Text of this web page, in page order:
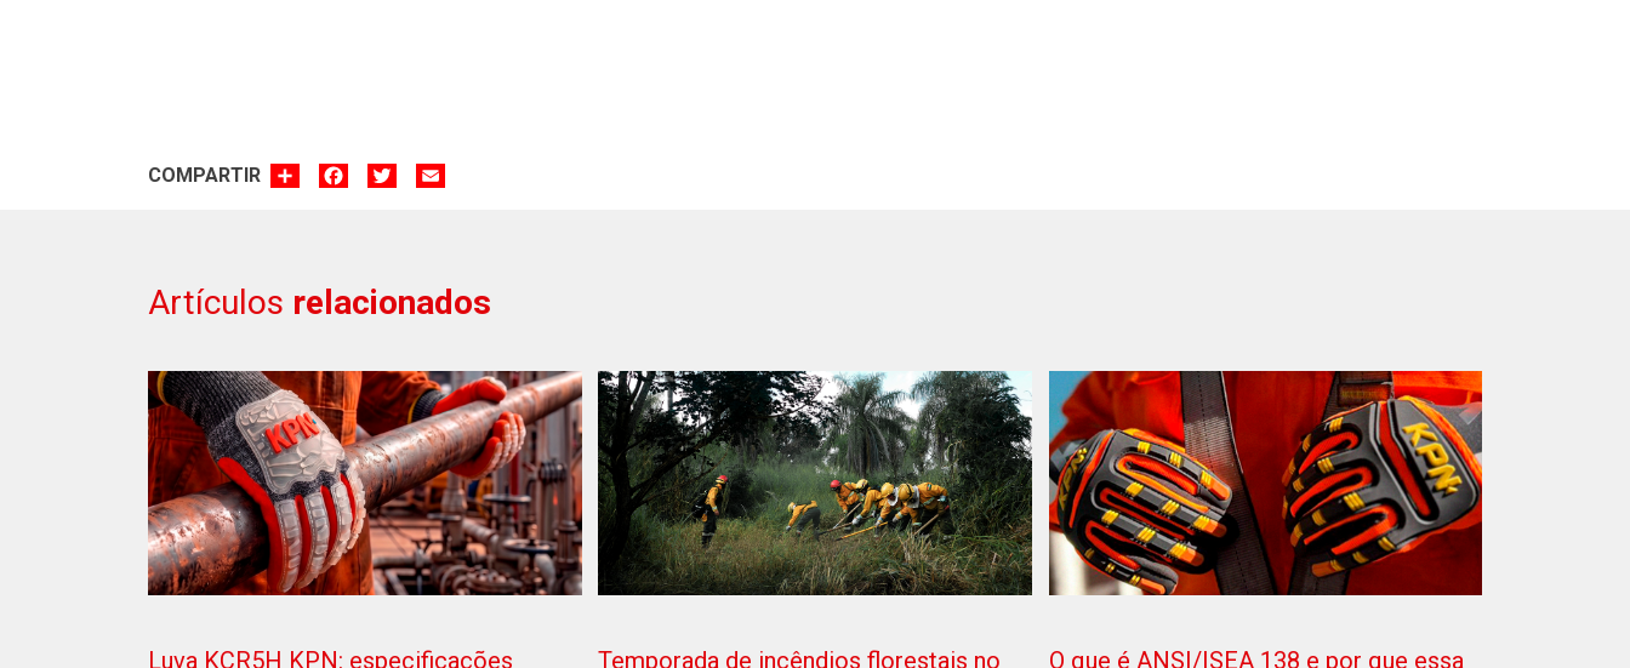
COMPARTIR SHARE FACEBOOKTWITTER
Artículos relacionados
Luva KCR5H KPN: especificações Temporada de incêndios florestais no O que é ANSI/ISEA 138 e por que essa